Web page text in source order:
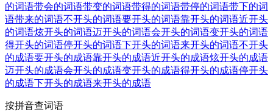
的词语带会的词语带变的词语带得的词语带停的词语带下的词
语带来的词语不开头的词语要开头的词语靠开头的词语近开头
的词语炫开头的词语迈开头的词语会开头的词语变开头的词语
得开头的词语停开头的词语下开头的词语来开头的词语不开头
的成语要开头的成语靠开头的成语近开头的成语炫开头的成语
迈开头的成语会开头的成语变开头的成语得开头的成语停开头
的成语下开头的成语来开头的成语
按拼音查词语